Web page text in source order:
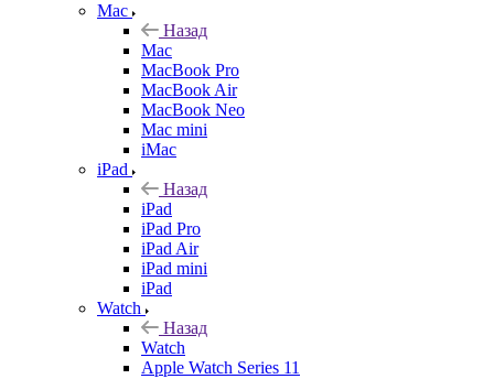
Mac
Назад
Mac
MacBook Pro
MacBook Air
MacBook Neo
Mac mini
iMac
iPad
Назад
iPad
iPad Pro
iPad Air
iPad mini
iPad
Watch
Назад
Watch
Apple Watch Series 11